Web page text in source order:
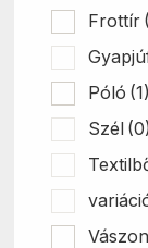
Frottír
Póló (1)
Szél (0)
Vászon